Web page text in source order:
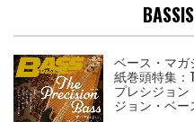
ベース・マガ
紙巻頭特集：
プレシジョ
ジョン・ベー